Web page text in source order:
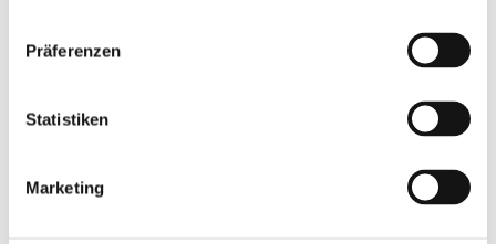
Präferenzen
Statistiken
Marketing
Unternehmensnetzwerk
Unternehmensprofil